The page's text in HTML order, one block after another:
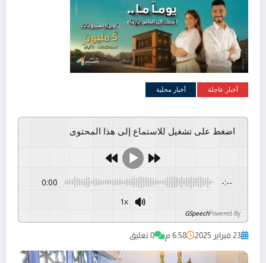
أخبار عاجلة أخبار محلية
اضغط على تشغيل للاستماع إلى هذا المحتوى
0:00 -:--
1x
Powered By
GSpeech
23 فبراير 2025 6:58 م 0 تعليق